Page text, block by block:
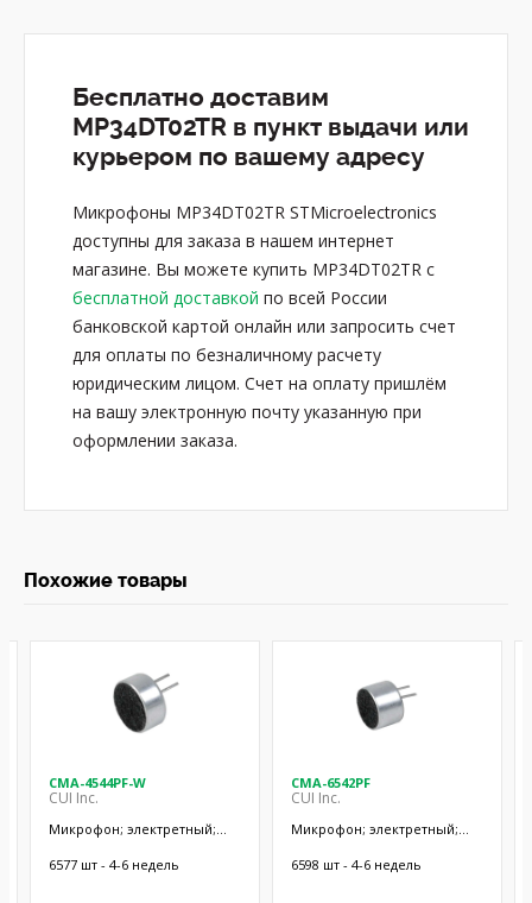
Бесплатно доставим
MP34DT02TR в пункт выдачи или
курьером по вашему адресу
Микрофоны MP34DT02TR STMicroelectronics
доступны для заказа в нашем интернет
магазине. Вы можете купить MP34DT02TR с
бесплатной доставкой по всей России
банковской картой онлайн или запросить счет
для оплаты по безналичному расчету
юридическим лицом. Счет на оплату пришлём
на вашу электронную почту указанную при
оформлении заказа.
Похожие товары
CMA-4544PF-W
CUI Inc.
Микрофон; электретный;
Ø9,7x4,5мм; SMT
6577 шт - 4-6 недель
CMA-6542PF
CUI Inc.
Микрофон; электретный;
Ø9,4x6,5мм; SMT
6598 шт - 4-6 недель